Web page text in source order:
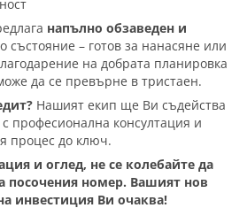
напълно обзаведен и
състояние – готов за нанасяне или
на добрата планировка
да се превърне в тристаен.
Нашият екип ще Ви съдейства
професионална консултация и
процес до ключ.
и оглед, не се колебайте да
посочения номер. Вашият нов
инвестиция Ви очаква!